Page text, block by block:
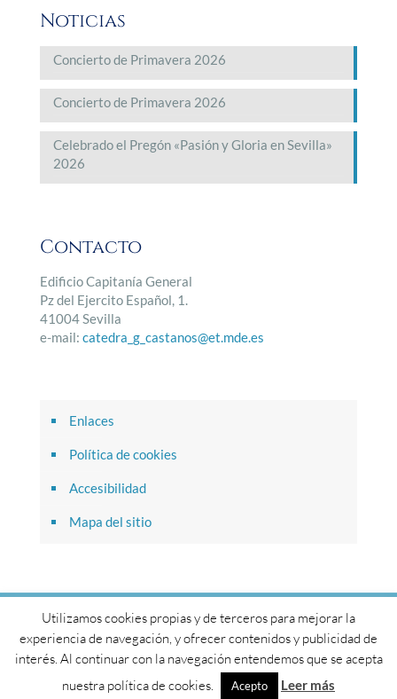
Noticias
Concierto de Primavera 2026
Concierto de Primavera 2026
Celebrado el Pregón «Pasión y Gloria en Sevilla»
2026
Contacto
Edificio Capitanía General
Pz del Ejercito Español, 1.
41004 Sevilla
e-mail: catedra_g_castanos@et.mde.es
Enlaces
Política de cookies
Accesibilidad
Mapa del sitio
© 2017 Cátedra General Castaños. Todos los derechos
reservados.
Utilizamos cookies propias y de terceros para mejorar la
experiencia de navegación, y ofrecer contenidos y publicidad de
interés. Al continuar con la navegación entendemos que se acepta
nuestra política de cookies.
Acepto Leer más